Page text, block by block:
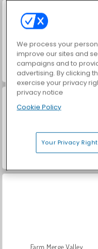
VegaMix Da Vinci Puzzles
Farm Merge Valley
We process your
improve our sites and
campaigns and to
advertising. By clicking
exercise your privacy
privacy notice
Cookie Policy
Your Privacy